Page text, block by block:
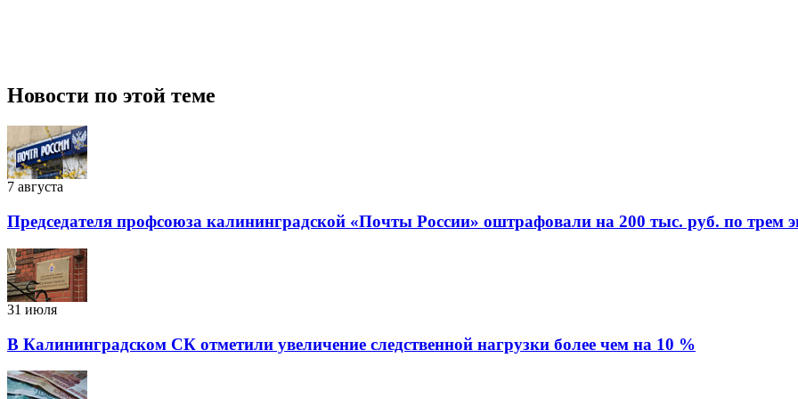
Новости по этой теме
7 августа
Председателя профсоюза калининградской «Почты России» оштрафовали на 200 тыс. руб. по трем
31 июля
В Калининградском СК отметили увеличение следственной нагрузки более чем на 10 %